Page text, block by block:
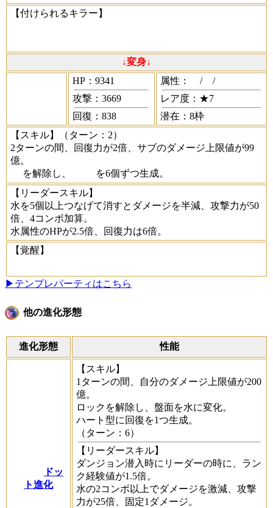
【付けられるキラー】
↓変身↓
HP：9341
攻撃：3669
回復：838
属性： /
/
レア度：★7
潜在：8枠
【スキル】
（ターン：2）
2ターンの間、回復力が2倍、サブのダメージ上限値が99
億。
を解除し、
を6個ずつ生成。
【リーダースキル】
水を5個以上つなげて消すとダメージを半減、攻撃力が50
倍、4コンボ加算。
水属性のHPが2.5倍、回復力は6倍。
【覚醒】
▶テンプレパーティはこちら
他の進化形態
進化形態 性能
ドッ
ト進化
【スキル】
1ターンの間、自分のダメージ上限値が200
億。
ロックを解除し、盤面を水に変化。
ハート型に回復を1つ生成。
（ターン：6）
【リーダースキル】
ダンジョン潜入時にリーダーの時に、ラン
ク経験値が1.5倍。
水の2コンボ以上でダメージを激減、攻撃
力が25倍、固定1ダメージ。